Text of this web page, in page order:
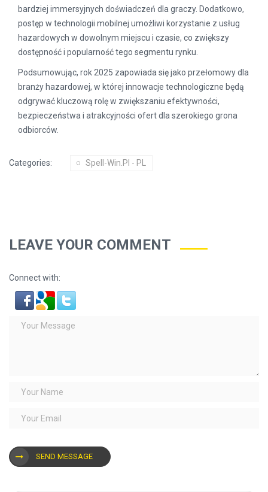
bardziej immersyjnych doświadczeń dla graczy. Dodatkowo,
postęp w technologii mobilnej umożliwi korzystanie z usług
hazardowych w dowolnym miejscu i czasie, co zwiększy
dostępność i popularność tego segmentu rynku.
Podsumowując, rok 2025 zapowiada się jako przełomowy dla
branży hazardowej, w której innowacje technologiczne będą
odgrywać kluczową rolę w zwiększaniu efektywności,
bezpieczeństwa i atrakcyjności ofert dla szerokiego grona
odbiorców.
Categories: Spell-Win.pl - PL
LEAVE YOUR COMMENT
Connect with:
SEND MESSAGE